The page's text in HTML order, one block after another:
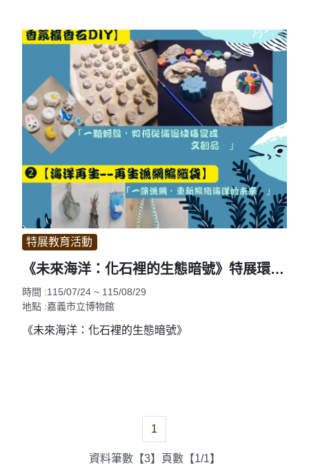
特展教育活動
《未來海洋：化石裡的生態暗號》特展環保體驗活動
時間 :115/07/24 ~ 115/08/29
地點 :嘉義市立博物館
《未來海洋：化石裡的生態暗號》
1
資料筆數【3】頁數【1/1】